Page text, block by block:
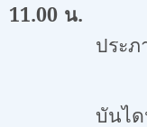
11.00 น. น
ประภ
ได้เกิดแผ่น
บันไ